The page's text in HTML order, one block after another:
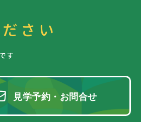
さい
す
見学予約・お問合せ